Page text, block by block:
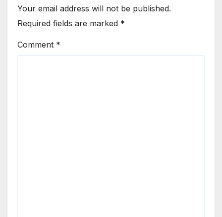
Your email address will not be published.
Required fields are marked *
Comment *